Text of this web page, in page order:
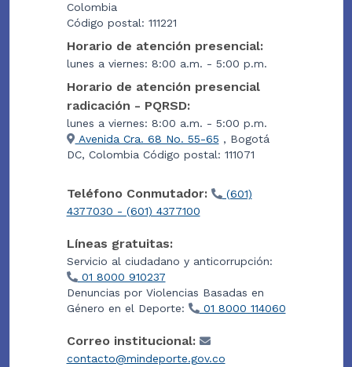
Colombia
Código postal: 111221
Horario de atención presencial:
lunes a viernes: 8:00 a.m. - 5:00 p.m.
Horario de atención presencial
radicación - PQRSD:
lunes a viernes: 8:00 a.m. - 5:00 p.m.
Avenida Cra. 68 No. 55-65 , Bogotá
DC, Colombia Código postal: 111071
Teléfono Conmutador:
(601)
4377030 - (601) 4377100
Líneas gratuitas:
Servicio al ciudadano y anticorrupción:
01 8000 910237
Denuncias por Violencias Basadas en
Género en el Deporte:
01 8000 114060
Correo institucional:
contacto@mindeporte.gov.co